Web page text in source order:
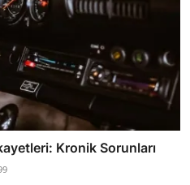
Kronik Sorunları